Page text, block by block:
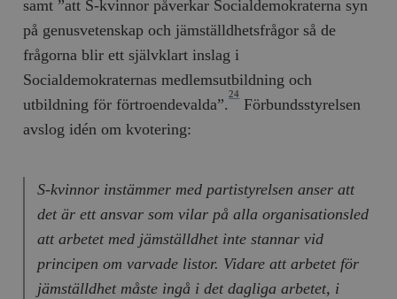
samt ”att S-kvinnor påverkar Socialdemokraterna syn
på genusvetenskap och jämställd­hets­frågor så de
frågorna blir ett självklart inslag i
Socialdemokraternas medlemsutbildning och
utbildning för förtroendevalda”.
24
Förbundsstyrelsen
avslog idén om kvotering:
S-kvinnor instämmer med partistyrelsen anser att
det är ett ansvar som vilar på alla organisationsled
att arbetet med jämställdhet inte stannar vid
principen om varvade listor. Vidare att arbetet för
jämställdhet måste ingå i det dagliga arbetet, i